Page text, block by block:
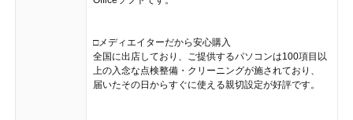
□メディエイターだから安心購入
全国に出店しており、ご提供するパソコンは100項目以
上の入念な点検整備・クリーニングが施されており、
届いたその日からすぐに使える親切設定が好評です。